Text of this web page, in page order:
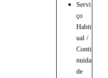
Servi
ço
Habit
ual /
Conti
nuida
de